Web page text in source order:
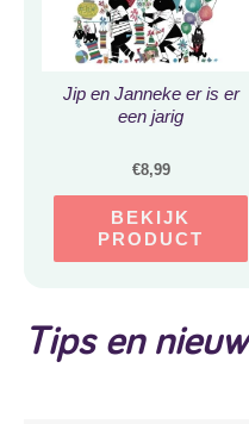
Jip en Janneke er is er
een jarig
€8,99
BEKIJK
PRODUCT
Tips en